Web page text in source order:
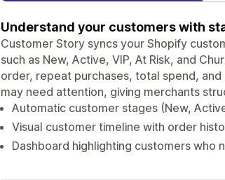
Understand your customers with
Customer Story syncs your Shopify
such as New, Active, VIP, At Risk, and
order, repeat purchases, total spend,
may need attention, giving merchants
Automatic customer stages (New,
Visual customer timeline with order
Dashboard highlighting customers who